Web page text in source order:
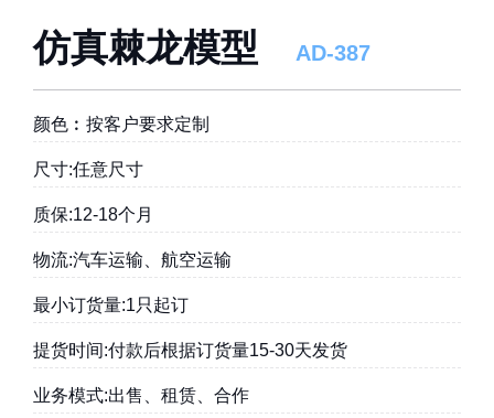
仿真棘龙模型 AD-387
颜色︰按客户要求定制
尺寸:任意尺寸
质保:12-18个月
物流:汽车运输、航空运输
最小订货量:1只起订
提货时间:付款后根据订货量15-30天发货
业务模式:出售、租赁、合作